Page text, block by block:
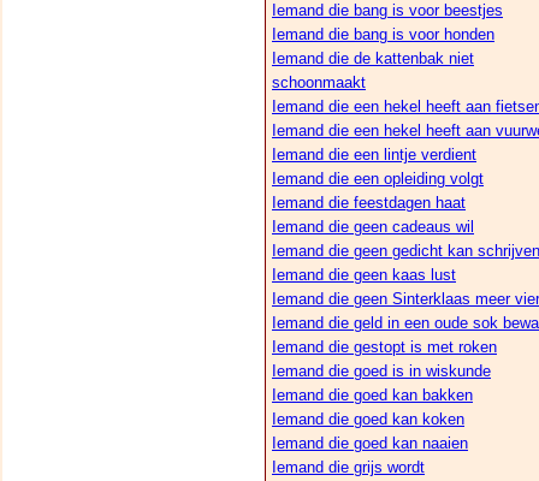
Iemand die bang is voor beestjes
Iemand die bang is voor honden
Iemand die de kattenbak niet
schoonmaakt
Iemand die een hekel heeft aan
Iemand die een hekel heeft aan
Iemand die een lintje verdient
Iemand die een opleiding volgt
Iemand die feestdagen haat
Iemand die geen cadeaus wil
Iemand die geen gedicht kan schrijven
Iemand die geen kaas lust
Iemand die geen Sinterklaas meer
Iemand die geld in een oude sok
Iemand die gestopt is met roken
Iemand die goed is in wiskunde
Iemand die goed kan bakken
Iemand die goed kan koken
Iemand die goed kan naaien
Iemand die grijs wordt